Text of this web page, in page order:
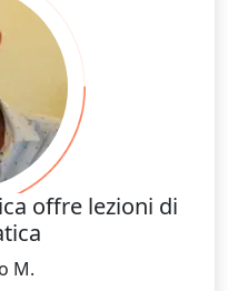
offre lezioni di
M.